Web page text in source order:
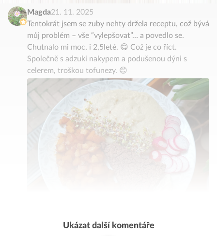
Magda21. 11. 2025
Tentokrát jsem se zuby nehty držela receptu, což bývá
můj problém – vše “vylepšovat”… a povedlo se.
Chutnalo mi moc, i 2,5leté. 😋 Což je co říct.
Společně s adzuki nakypem a podušenou dýni s
celerem, troškou tofunezy. 😊
Ukázat další komentáře